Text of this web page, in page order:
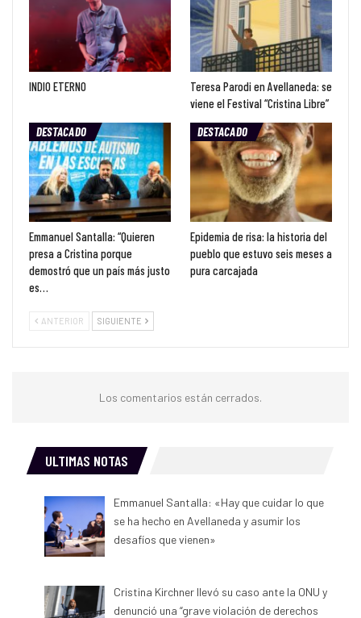
INDIO ETERNO
Teresa Parodi en Avellaneda: se
viene el Festival “Cristina Libre”
DESTACADO
Emmanuel Santalla: “Quieren
presa a Cristina porque
demostró que un país más justo
es…
DESTACADO
Epidemia de risa: la historia del
pueblo que estuvo seis meses a
pura carcajada
ANTERIOR SIGUIENTE
Los comentarios están cerrados.
ULTIMAS NOTAS
Emmanuel Santalla: «Hay que cuidar lo que
se ha hecho en Avellaneda y asumir los
desafíos que vienen»
Cristina Kirchner llevó su caso ante la ONU y
denunció una “grave violación de derechos